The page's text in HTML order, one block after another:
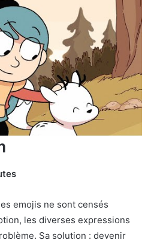
emojis ne sont censés
les diverses expressions
Sa solution : devenir